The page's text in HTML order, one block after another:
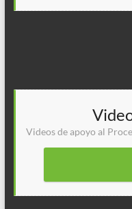
Videos de apoyo al